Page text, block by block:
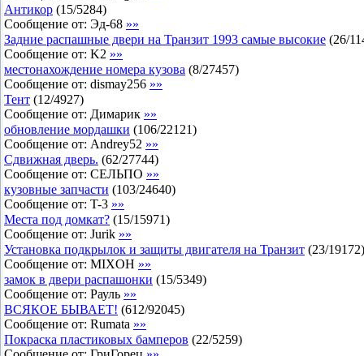
Антикор (15/5284)
Сообщение от: Эд-68 »»
Задние распашные двери на Транзит 1993 самые высокие (26/
Сообщение от: K2 »»
местонахождение номера кузова (8/27457)
Сообщение от: dismay256 »»
Тент (12/4927)
Сообщение от: Димарик »»
обновление мордашки (106/22121)
Сообщение от: Andrey52 »»
Сдвижная дверь. (62/27744)
Сообщение от: СЕЛЬПО »»
кузовные запчасти (103/24640)
Сообщение от: T-3 »»
Места под домкат? (15/15971)
Сообщение от: Jurik »»
Установка подкрылок и защиты двигателя на Транзит (23/19172)
Сообщение от: MIXOH »»
замок в двери распашонки (15/5349)
Сообщение от: Рауль »»
ВСЯКОЕ БЫВАЕТ! (612/92045)
Сообщение от: Rumata »»
Покраска пластиковых бамперов (22/5259)